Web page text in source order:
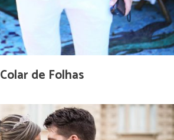
Colar de Folhas